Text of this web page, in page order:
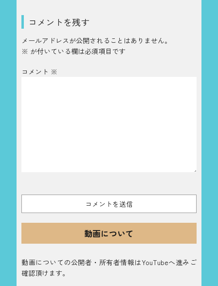
コメントを残す
メールアドレスが公開されることはありません。
※ が付いている欄は必須項目です
コメント ※
動画について
動画についての公開者・所有者情報はYouTubeへ進みご
確認頂けます。